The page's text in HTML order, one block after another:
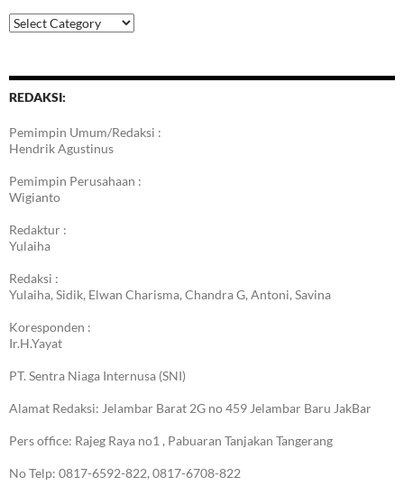
Kategori
Berita
REDAKSI:
Pemimpin Umum/Redaksi :
Hendrik Agustinus
Pemimpin Perusahaan :
Wigianto
Redaktur :
Yulaiha
Redaksi :
Yulaiha, Sidik, Elwan Charisma, Chandra G, Antoni, Savina
Koresponden :
Ir.H.Yayat
PT. Sentra Niaga Internusa (SNI)
Alamat Redaksi: Jelambar Barat 2G no 459 Jelambar Baru JakBar
Pers office: Rajeg Raya no1 , Pabuaran Tanjakan Tangerang
No Telp: 0817-6592-822, 0817-6708-822